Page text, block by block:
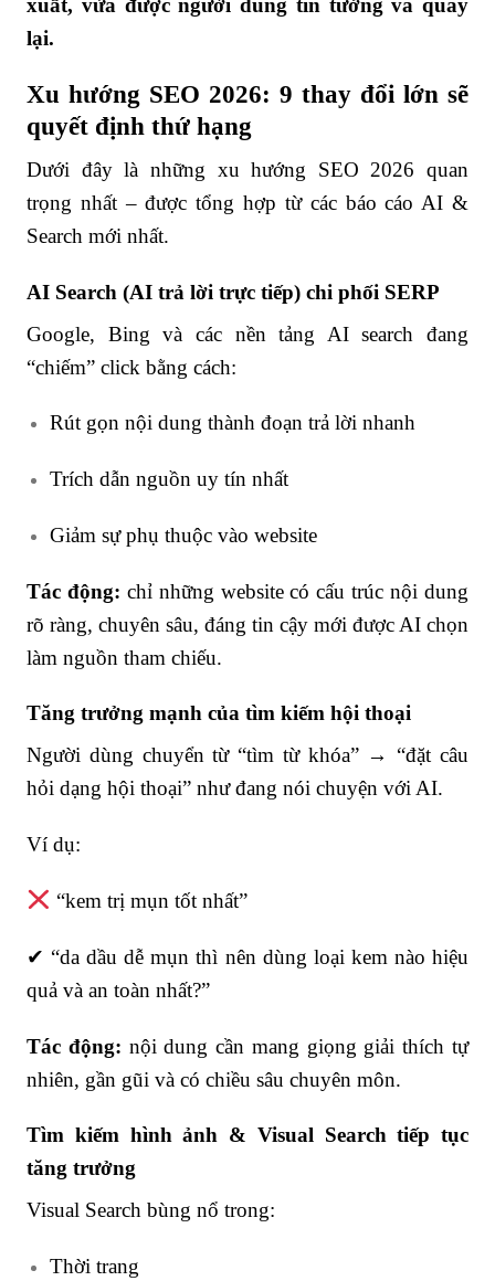
xuất, vừa được người dùng tin tưởng và quay
lại.
Xu hướng SEO 2026: 9 thay đổi lớn sẽ
quyết định thứ hạng
Dưới đây là những xu hướng SEO 2026 quan
trọng nhất – được tổng hợp từ các báo cáo AI &
Search mới nhất.
AI Search (AI trả lời trực tiếp) chi phối SERP
Google, Bing và các nền tảng AI search đang
“chiếm” click bằng cách:
Rút gọn nội dung thành đoạn trả lời nhanh
Trích dẫn nguồn uy tín nhất
Giảm sự phụ thuộc vào website
Tác động: chỉ những website có cấu trúc nội dung
rõ ràng, chuyên sâu, đáng tin cậy mới được AI chọn
làm nguồn tham chiếu.
Tăng trưởng mạnh của tìm kiếm hội thoại
Người dùng chuyển từ “tìm từ khóa” → “đặt câu
hỏi dạng hội thoại” như đang nói chuyện với AI.
Ví dụ:
“kem trị mụn tốt nhất”
✔ “da dầu dễ mụn thì nên dùng loại kem nào hiệu
quả và an toàn nhất?”
Tác động: nội dung cần mang giọng giải thích tự
nhiên, gần gũi và có chiều sâu chuyên môn.
Tìm kiếm hình ảnh & Visual Search tiếp tục
tăng trưởng
Visual Search bùng nổ trong:
Thời trang